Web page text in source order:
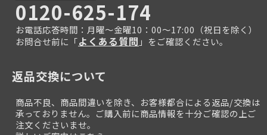
0120-625-174
お電話応答時間：月曜～金曜10：00～17:00（祝日を除く）
お問合せ前に「よくある質問 」をご確認ください。
返品交換について
商品不良、商品間違いを除き、お客様都合による返品/交換は
承っておりません。ご購入前に商品情報を十分ご確認の上ご
注文くださいませ。